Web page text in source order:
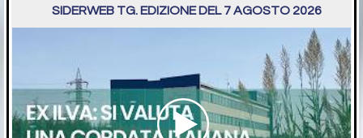
SIDERWEB TG. EDIZIONE DEL 7 AGOSTO 2026